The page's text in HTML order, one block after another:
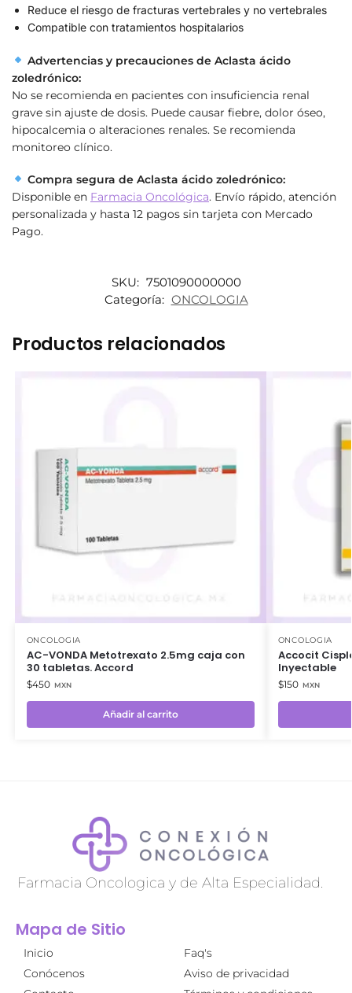
Reduce el riesgo de fracturas vertebrales y no vertebrales
Compatible con tratamientos hospitalarios
Advertencias y precauciones de Aclasta ácido
zoledrónico:
No se recomienda en pacientes con insuficiencia renal
grave sin ajuste de dosis. Puede causar fiebre, dolor óseo,
hipocalcemia o alteraciones renales. Se recomienda
monitoreo clínico.
Compra segura de Aclasta ácido zoledrónico:
Disponible en Farmacia Oncológica. Envío rápido, atención
personalizada y hasta 12 pagos sin tarjeta con Mercado
Pago.
SKU: 7501090000000
Categoría: ONCOLOGIA
Productos relacionados
ONCOLOGIA
AC-VONDA Metotrexato 2.5mg caja con
30 tabletas. Accord
$450 MXN
Añadir al carrito
ONCOLOGIA
Accocit
Inyectable
$150 MXN
Farmacia Oncologica y de Alta Especialidad.
Mapa de Sitio
Inicio
Conócenos
Faq's
Aviso de privacidad